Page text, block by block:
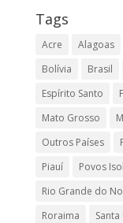
Tags
Acre Alagoas
Bolívia
Brasil
Espírito Santo
Mato Grosso
Outros Países
Piauí
Povos
Rio Grande do
Roraima